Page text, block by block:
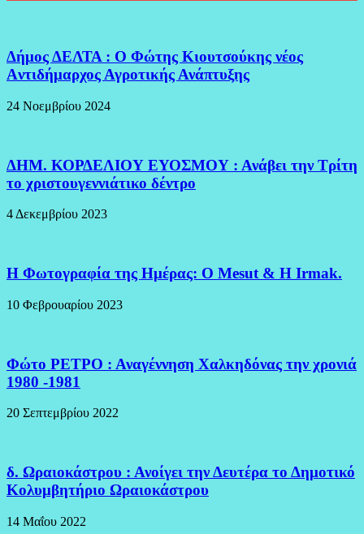
Δήμος ΔΕΛΤΑ : Ο Φώτης Κιουτσούκης νέος
Aντιδήμαρχος Αγροτικής Ανάπτυξης
24 Νοεμβρίου 2024
ΔΗΜ. ΚΟΡΔΕΛΙΟΥ ΕΥΟΣΜΟΥ : Ανάβει την Τρίτη
το χριστουγεννιάτικο δέντρο
4 Δεκεμβρίου 2023
H Φωτογραφία της Ημέρας: O Mesut & Η Irmak.
10 Φεβρουαρίου 2023
Φώτο ΡΕΤΡΟ : Αναγέννηση Χαλκηδόνας την χρονιά
1980 -1981
20 Σεπτεμβρίου 2022
δ. Ωραιοκάστρου : Ανοίγει την Δευτέρα το Δημοτικό
Κολυμβητήριο Ωραιοκάστρου
14 Μαΐου 2022